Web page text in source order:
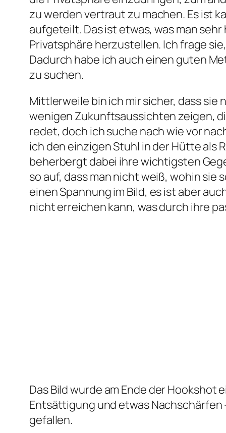
zu werden vertraut zu machen. Es ist
aufgeteilt. Das ist etwas, was man
Privatsphäre herzustellen. Ich frage
Dadurch habe ich auch einen guten
zu suchen.
Mittlerweile bin ich mir sicher, dass
wenigen Zukunftsaussichten zeigen,
redet, doch ich suche nach wie vor
ich den einzigen Stuhl in der Hütte als
beherbergt dabei ihre wichtigsten
so auf, dass man nicht weiß, wohin
einen Spannung im Bild, es ist aber
nicht erreichen kann, was durch ihre
Das Bild wurde am Ende der
Entsättigung und etwas Nachschärfen
gefallen.